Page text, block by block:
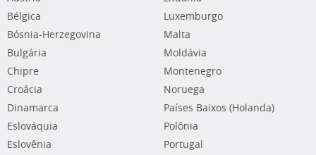
Bélgica
Bósnia-Herzegovina
Bulgária
Chipre
Croácia
Dinamarca
Eslováquia
Eslovênia
Luxemburgo
Malta
Moldávia
Montenegro
Noruega
Países Baixos (Holanda)
Polônia
Portugal